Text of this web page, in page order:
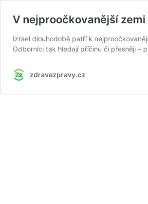
V nejproočkovanější
Izrael dlouhodobě patří k
Odborníci tak hledají příčinu či přesněji –
zdravezpravy.cz